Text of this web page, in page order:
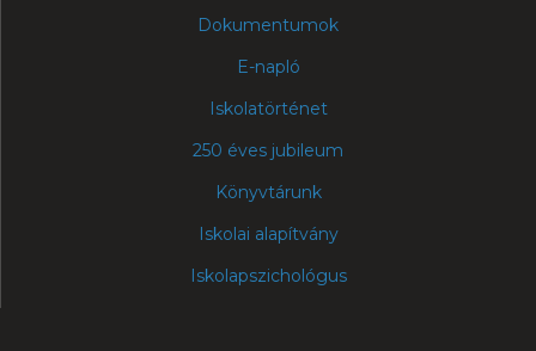
Dokumentumok
E-napló
Iskolatörténet
250 éves jubileum
Könyvtárunk
Iskolai alapítvány
Iskolapszichológus